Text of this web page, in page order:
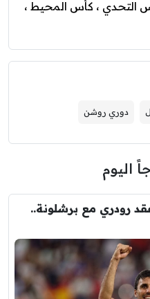
التحدي ، كأس المحيط ،
دوري روشن
اليوم
رودري مع برشلونة..